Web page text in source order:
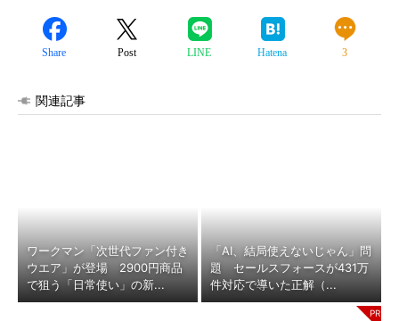
Share Post LINE Hatena 3
関連記事
ワークマン「次世代ファン付き
ウエア」が登場 2900円商品
で狙う「日常使い」の新...
「AI、結局使えないじゃん」問
題 セールスフォースが431万
件対応で導いた正解（...